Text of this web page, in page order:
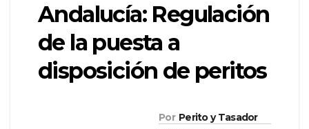
Andalucía: Regulación
de la puesta a
disposición de peritos
Por Perito y Tasador